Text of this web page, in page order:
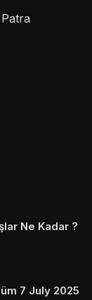
Ne Kadar ?
7 July 2025